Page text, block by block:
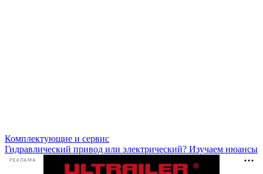
Комплектующие и сервис
Гидравлический привод или электрический? Изучаем нюансы
РЕКЛАМА